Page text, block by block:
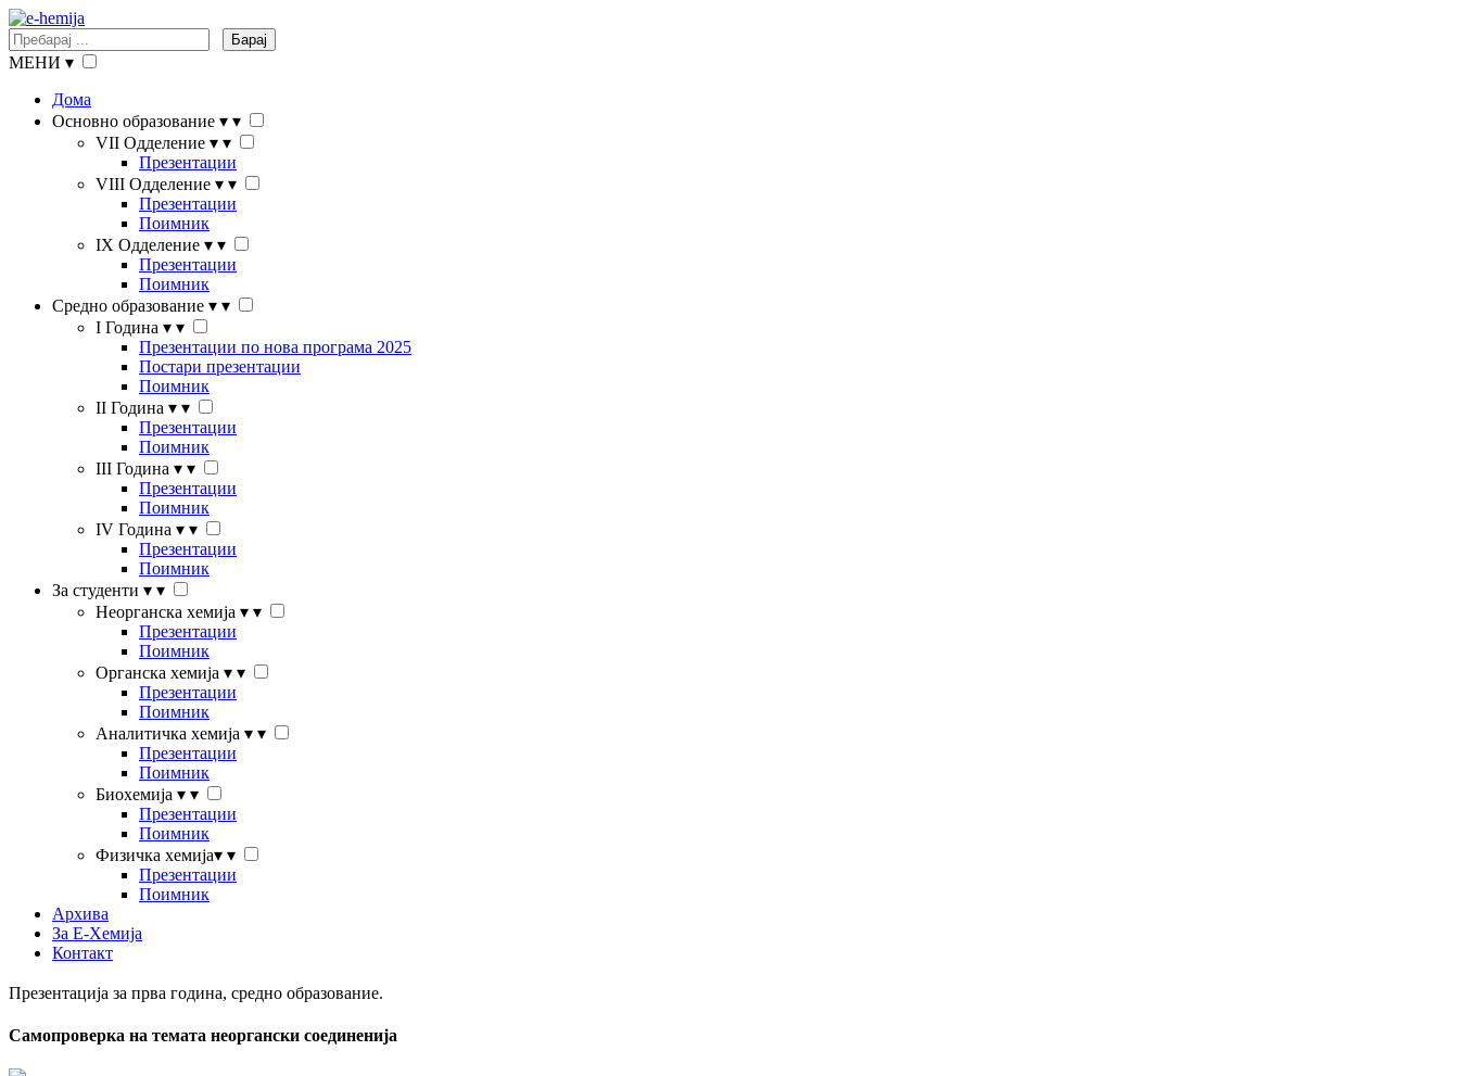
Барај
МЕНИ ▾
Дома
Основно образование ▾ ▾
VII Одделение ▾ ▾
Презентации
VIII Одделение ▾ ▾
Презентации
Поимник
IX Одделение ▾ ▾
Презентации
Поимник
Средно образование ▾ ▾
I Година ▾ ▾
Презентации по нова програма 2025
Постари презентации
Поимник
II Година ▾ ▾
Презентации
Поимник
III Година ▾ ▾
Презентации
Поимник
IV Година ▾ ▾
Презентации
Поимник
За студенти ▾ ▾
Неорганска хемија ▾ ▾
Презентации
Поимник
Органска хемија ▾ ▾
Презентации
Поимник
Аналитичка хемија ▾ ▾
Презентации
Поимник
Биохемија ▾ ▾
Презентации
Поимник
Физичка хемија▾ ▾
Презентации
Поимник
Архива
За Е-Хемија
Контакт
Презентација за прва година, средно образование.
Самопроверка на темата неоргански соединенија